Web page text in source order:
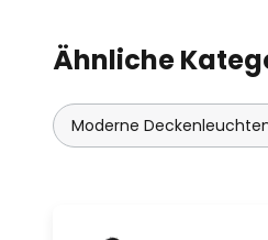
Ähnliche
Moderne